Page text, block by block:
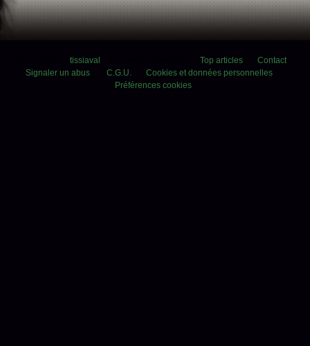
tissiaval Top articles
Contact
Signaler un abus
C.G.U.
Cookies et données personnelles
Préférences cookies